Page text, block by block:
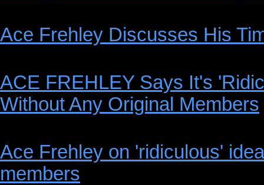
Ace Frehley Discusses His
ACE FREHLEY Says It's
Without Any Original Members
Ace Frehley on 'ridiculous'
members